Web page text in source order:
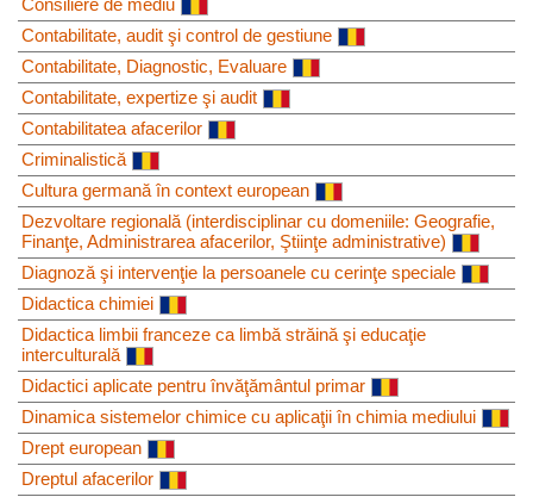
Contabilitate, audit şi control de gestiune
Contabilitate, Diagnostic, Evaluare
Contabilitate, expertize şi audit
Contabilitatea afacerilor
Criminalistică
Cultura germană în context european
Dezvoltare regională (interdisciplinar cu domeniile: Geografie,
Finanţe, Administrarea afacerilor, Ştiinţe administrative)
Diagnoză şi intervenţie la persoanele cu cerinţe speciale
Didactica chimiei
Didactica limbii franceze ca limbă străină şi educaţie
interculturală
Didactici aplicate pentru învăţământul primar
Dinamica sistemelor chimice cu aplicaţii în chimia mediului
Drept european
Dreptul afacerilor